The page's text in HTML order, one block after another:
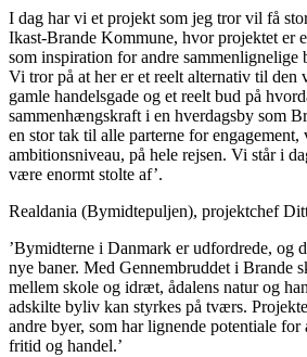
I dag har vi et projekt som jeg tror vil få
Ikast-Brande Kommune, hvor projektet er
som inspiration for andre sammenlignelige
Vi tror på at her er et reelt alternativ til den
gamle handelsgade og et reelt bud på
sammenhængskraft i en hverdagsby som
en stor tak til alle parterne for
ambitionsniveau, på hele rejsen. Vi står i
være enormt stolte af’.
Realdania (Bymidtepuljen), projektchef
’Bymidterne i Danmark er udfordrede, og
nye baner. Med Gennembruddet i Brande
mellem skole og idræt, ådalens natur og
adskilte byliv kan styrkes på tværs.
andre byer, som har lignende potentiale
fritid og handel.’